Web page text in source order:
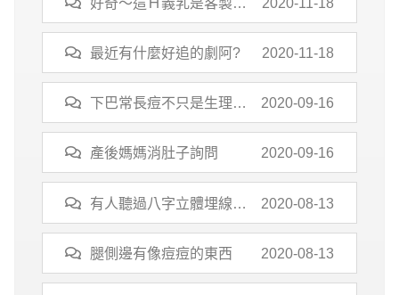
的嗎？
最近有什麼好追的劇阿? 2020-11-18
下巴常長痘不只是生理痘
~
2020-09-16
產後媽媽消肚子詢問 2020-09-16
有人聽過八字立體埋線隆
鼻嗎?
2020-08-13
腿側邊有像痘痘的東西 2020-08-13